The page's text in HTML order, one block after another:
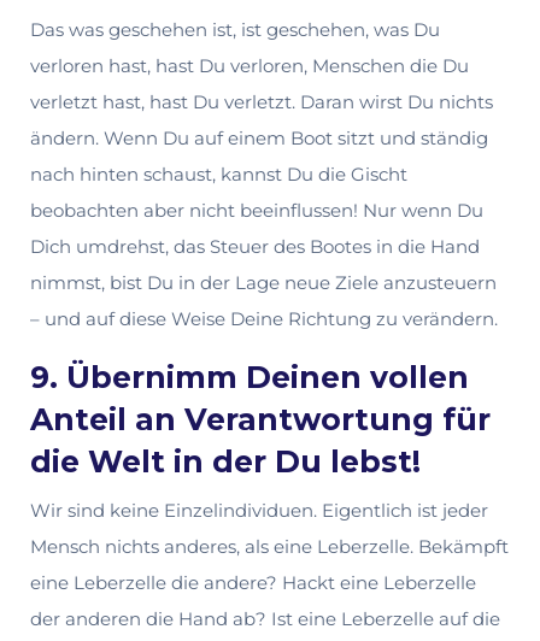
Das was geschehen ist, ist geschehen, was Du
verloren hast, hast Du verloren, Menschen die Du
verletzt hast, hast Du verletzt. Daran wirst Du nichts
ändern. Wenn Du auf einem Boot sitzt und ständig
nach hinten schaust, kannst Du die Gischt
beobachten aber nicht beeinflussen! Nur wenn Du
Dich umdrehst, das Steuer des Bootes in die Hand
nimmst, bist Du in der Lage neue Ziele anzusteuern
– und auf diese Weise Deine Richtung zu verändern.
9. Übernimm Deinen vollen
Anteil an Verantwortung für
die Welt in der Du lebst!
Wir sind keine Einzelindividuen. Eigentlich ist jeder
Mensch nichts anderes, als eine Leberzelle. Bekämpft
eine Leberzelle die andere? Hackt eine Leberzelle
der anderen die Hand ab? Ist eine Leberzelle auf die